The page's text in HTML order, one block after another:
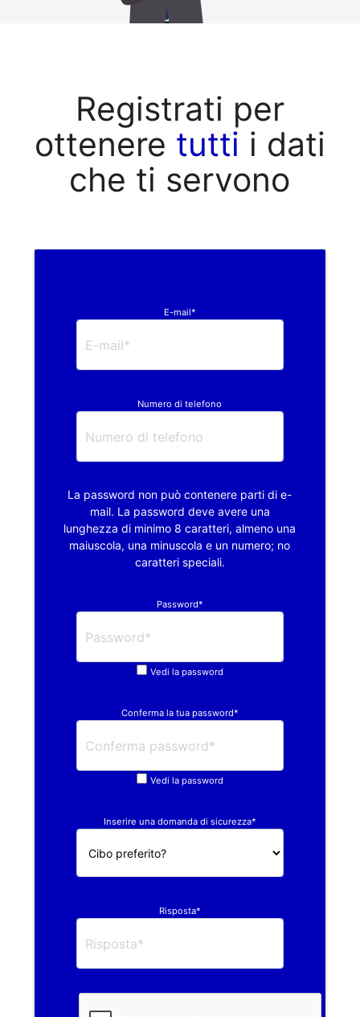
Registrati per
ottenere tutti i dati
che ti servono
E-mail*
Numero di telefono
La password non può contenere parti di e-
mail. La password deve avere una
lunghezza di minimo 8 caratteri, almeno una
maiuscola, una minuscola e un numero; no
caratteri speciali.
Password*
Vedi la password
Conferma la tua password*
Vedi la password
Inserire una domanda di sicurezza*
Risposta*